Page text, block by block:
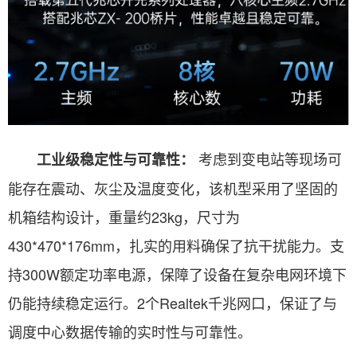
工业级稳定性与可靠性：
考虑到变电站等现场可
能存在震动、灰尘及温度变化，该机型采用了坚固的
机箱结构设计，重量约23kg，尺寸为
430*470*176mm，扎实的用料确保了抗干扰能力。支
持300W额定功率电源，保障了设备在复杂电网环境下
仍能持续稳定运行。2个Realtek千兆网口，保证了与
调度中心数据传输的实时性与可靠性。